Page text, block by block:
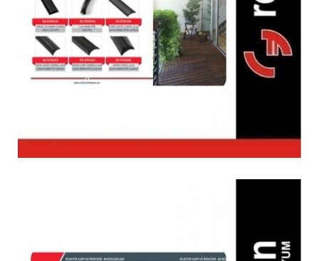
Pencere Fitilleri
Aksesuarlar, Aksesuarlar, Aksesuarlar